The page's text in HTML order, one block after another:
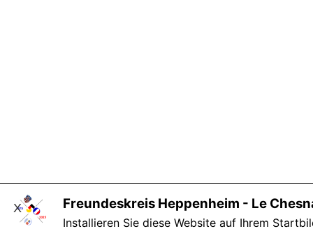
Freundeskreis Heppenheim - Le
Installieren Sie diese Website auf Ihrem
X